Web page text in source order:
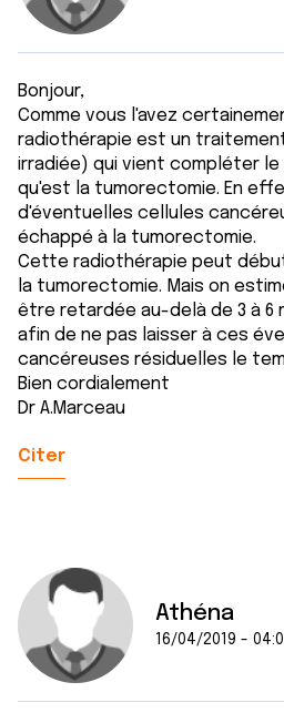
Bonjour,
Comme vous l'avez
radiothérapie est un
irradiée) qui vient compléter le
qu'est la tumorectomie. En
d'éventuelles cellules
échappé à la tumorectomie.
Cette radiothérapie peut
la tumorectomie. Mais on
être retardée au-delà de 3 à 6
afin de ne pas laisser à ces
cancéreuses résiduelles le
Bien cordialement
Dr A.Marceau
Citer
Athéna
16/04/2019 -